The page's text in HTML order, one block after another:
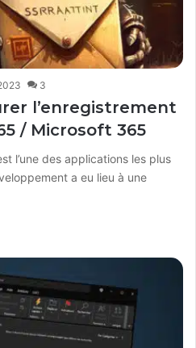
3
l’enregistrement
/ Microsoft 365
l’une des applications les plus
a eu lieu à une